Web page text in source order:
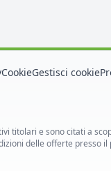
CookieGestisci cookie
titolari e sono citati a
delle offerte presso il